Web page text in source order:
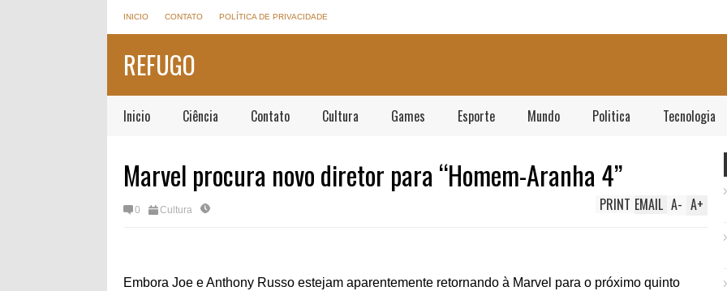
INICIO CONTATO POLÍTICA DE PRIVACIDADE
REFUGO
Inicio Ciência Contato Cultura Games Esporte Mundo Politica Tecnologia
Marvel procura novo diretor para “Homem-Aranha 4”
0 Cultura A+
A-
EMAIL
PRINT
Embora Joe e Anthony Russo estejam aparentemente retornando à Marvel para o próximo quinto